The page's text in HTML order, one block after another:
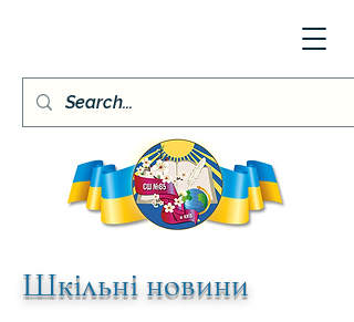
Шкільні новини